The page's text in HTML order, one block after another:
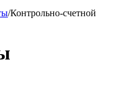
/Контрольно-счетной